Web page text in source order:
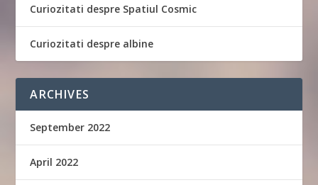
Curiozitati despre Spatiul Cosmic
Curiozitati despre albine
ARCHIVES
September 2022
April 2022